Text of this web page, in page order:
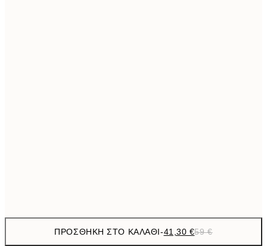
ΠΡΟΣΘΉΚΗ ΣΤΟ ΚΑΛΆΘΙ-41,30 €59 €